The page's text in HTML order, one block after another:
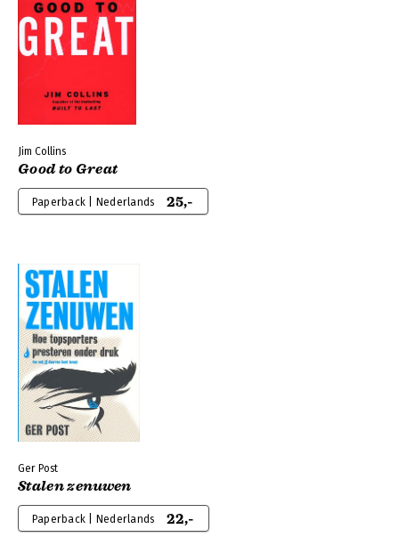
Jim Collins
Good to Great
Paperback | Nederlands 25,-
Ger Post
Stalen zenuwen
Paperback | Nederlands 22,-